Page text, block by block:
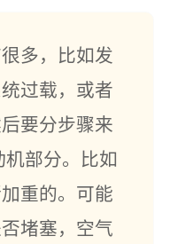
多，比如发
过载，或者
要分步骤来
部分。比如
重的。可能
堵塞，空气